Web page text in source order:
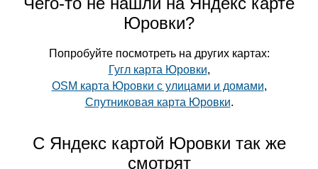
Юровки?
Попробуйте посмотреть на других картах:
Гугл карта Юровки,
OSM карта Юровки с улицами и домами,
Спутниковая карта Юровки.
С Яндекс картой Юровки так же
смотрят